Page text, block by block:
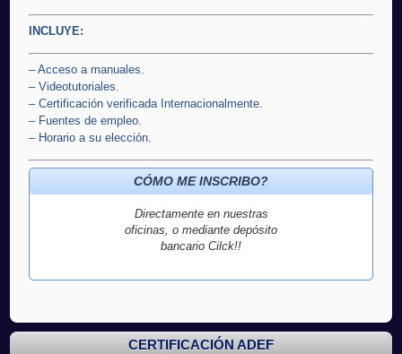
INCLUYE:
– Acceso a manuales.
– Videotutoriales.
– Certificación verificada Internacionalmente.
– Fuentes de empleo.
– Horario a su elección.
CÓMO ME INSCRIBO?
Directamente en nuestras
oficinas, o mediante depósito
bancario Cilck!!
CERTIFICACIÓN ADEF